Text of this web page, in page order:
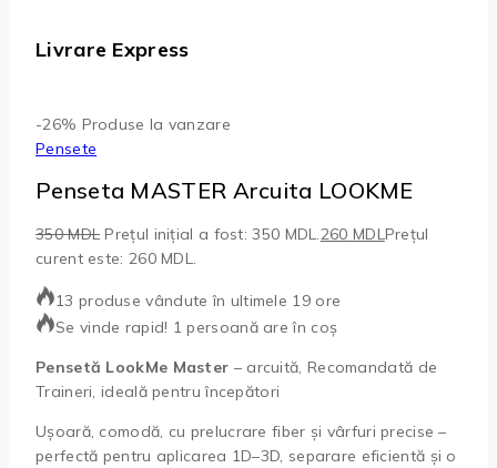
Livrare Express
-26% Produse la vanzare
Pensete
Penseta MASTER Arcuita LOOKME
350MDL Prețul inițial a fost: 350 MDL.260 MDLPrețul
curent este: 260 MDL.
13 produse vândute în ultimele 19 ore
Se vinde rapid! 1 persoană are în coș
Pensetă LookMe Master – arcuită, Recomandată de
Traineri, ideală pentru începători
Ușoară, comodă, cu prelucrare fiber și vârfuri precise –
perfectă pentru aplicarea 1D–3D, separare eficientă și o